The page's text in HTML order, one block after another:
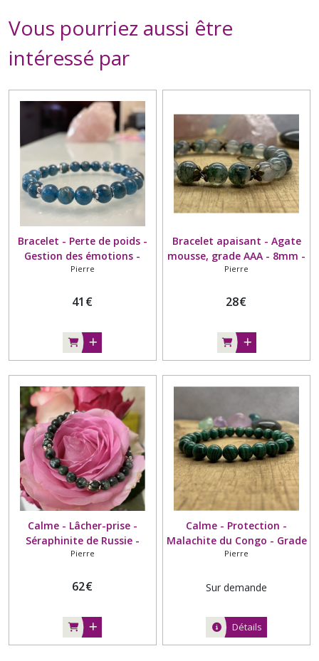
Vous pourriez aussi être
intéressé par
Bracelet - Perte de poids -
Gestion des émotions -
Apatite de Madagascar-
Pierre
41 €
Bracelet apaisant - Agate
mousse, grade AAA - 8mm -
Entoure perle bronze
Pierre
28€
Calme - Lâcher-prise -
Séraphinite de Russie -
Grade AA - 6mm - Entoure
Pierre
62€
Calme - Protection -
Malachite du Congo - Grade
AA - 8mm
Pierre
Sur demande
Détails